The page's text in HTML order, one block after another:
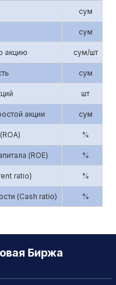
сум
сум
акцию сум/шт
сум
шт
акции сум
%
(ROE) %
ratio) %
(Cash ratio) %
Биржа